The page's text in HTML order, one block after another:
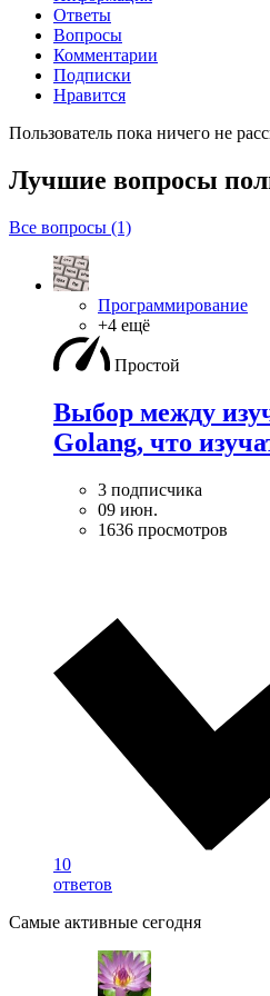
Ответы
Вопросы
Комментарии
Подписки
Нравится
Пользователь пока ничего не
Лучшие вопросы
Все вопросы (1)
Программирование
+4 ещё
Простой
Выбор между
Golang, что
3 подписчика
09 июн.
1636 просмотров
10
ответов
Самые активные сегодня